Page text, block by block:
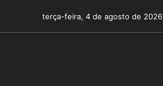
o
terça-feira, 4 de agosto de 2026